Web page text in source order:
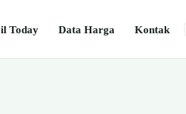
Today Data Harga Kontak